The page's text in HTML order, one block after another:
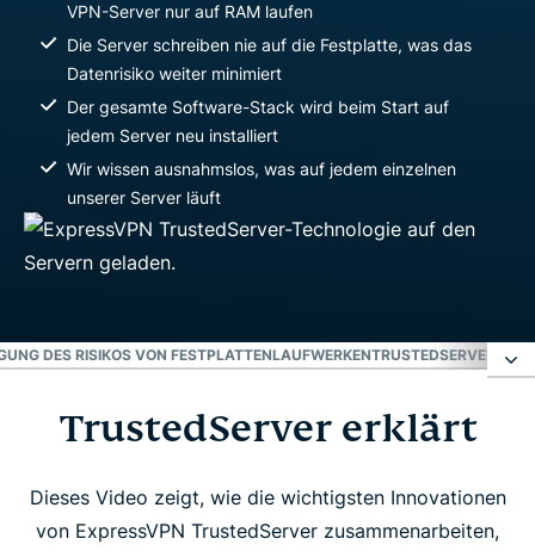
VPN-Server nur auf RAM laufen
Die Server schreiben nie auf die Festplatte, was das
Datenrisiko weiter minimiert
Der gesamte Software-Stack wird beim Start auf
jedem Server neu installiert
Wir wissen ausnahmslos, was auf jedem einzelnen
unserer Server läuft
DES RISIKOS VON FESTPLATTENLAUFWERKENTRUSTEDSERVER: EIN
TrustedServer erklärt
Beseitigung des Risikos von Festplattenlaufwerken
TrustedServer erklärt
Dieses Video zeigt, wie die wichtigsten Innovationen
von ExpressVPN TrustedServer zusammenarbeiten,